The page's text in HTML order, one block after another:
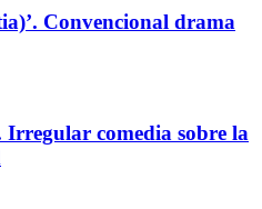
Convencional drama
Irregular comedia sobre la